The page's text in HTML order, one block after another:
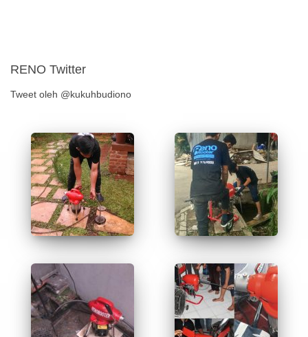
RENO Twitter
Tweet oleh @kukuhbudiono